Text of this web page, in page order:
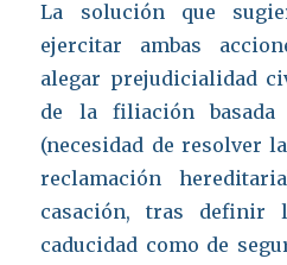
La solución que
ejercitar ambas
alegar prejudicialidad
de la filiación
(necesidad de resolver
reclamación
casación, tras
caducidad como de